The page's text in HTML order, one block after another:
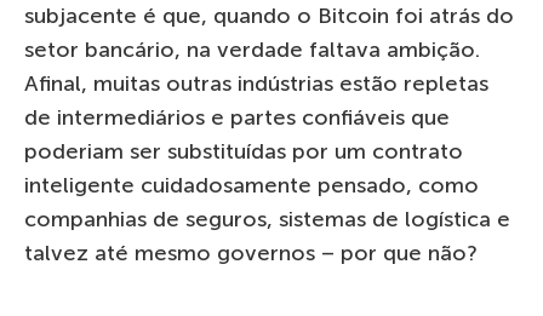
subjacente é que, quando o Bitcoin foi atrás do
setor bancário, na verdade faltava ambição.
Afinal, muitas outras indústrias estão repletas
de intermediários e partes confiáveis ​​que
poderiam ser substituídas por um contrato
inteligente cuidadosamente pensado, como
companhias de seguros, sistemas de logística e
talvez até mesmo governos – por que não?